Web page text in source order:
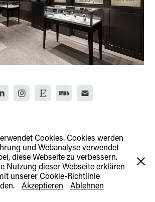
Cookies. Cookies werden
und Webanalyse verwendet
diese Webseite zu verbessern.
Nutzung dieser Webseite erklären
unserer Cookie-Richtlinie
Akzeptieren Ablehnen